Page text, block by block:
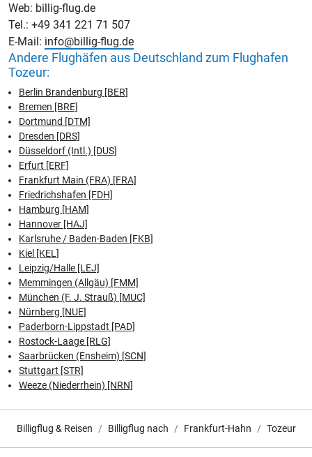
Web: billig-flug.de
Tel.: +49 341 221 71 507
E-Mail: info@billig-flug.de
Andere Flughäfen aus Deutschland zum Flughafen
Tozeur:
Berlin Brandenburg [BER]
Bremen [BRE]
Dortmund [DTM]
Dresden [DRS]
Düsseldorf (Intl.) [DUS]
Erfurt [ERF]
Frankfurt Main (FRA) [FRA]
Friedrichshafen [FDH]
Hamburg [HAM]
Hannover [HAJ]
Karlsruhe / Baden-Baden [FKB]
Kiel [KEL]
Leipzig/Halle [LEJ]
Memmingen (Allgäu) [FMM]
München (F. J. Strauß) [MUC]
Nürnberg [NUE]
Paderborn-Lippstadt [PAD]
Rostock-Laage [RLG]
Saarbrücken (Ensheim) [SCN]
Stuttgart [STR]
Weeze (Niederrhein) [NRN]
Billigflug & Reisen Billigflug nach Frankfurt-Hahn Tozeur